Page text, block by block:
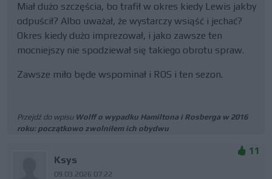
Miał dużo szczęścia, bo trafił w okres kiedy Lewis jakby
odpuścił? Albo uważał, że wystarczy wsiąść i jechać?
Okres kiedy dużo imprezował, i jako zawsze ten
mocniejszy nie spodziewał się takiego obrotu spraw.
Zawsze miło będe wspominał i ROS i ten sezon.
Przejdź do wpisu Wolff o wypadku Hamiltona i Rosberga w 2016
roku: początkowo zwolniłem ich obydwu
Ksys
09.03.2026 07:22
11